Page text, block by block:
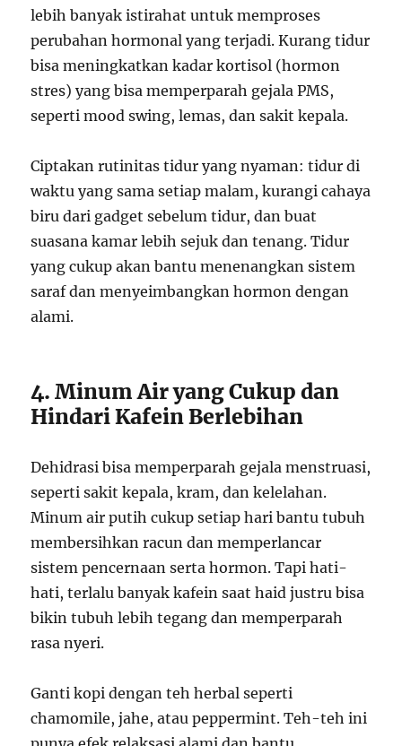
lebih banyak istirahat untuk memproses
perubahan hormonal yang terjadi. Kurang tidur
bisa meningkatkan kadar kortisol (hormon
stres) yang bisa memperparah gejala PMS,
seperti mood swing, lemas, dan sakit kepala.
Ciptakan rutinitas tidur yang nyaman: tidur di
waktu yang sama setiap malam, kurangi cahaya
biru dari gadget sebelum tidur, dan buat
suasana kamar lebih sejuk dan tenang. Tidur
yang cukup akan bantu menenangkan sistem
saraf dan menyeimbangkan hormon dengan
alami.
4. Minum Air yang Cukup dan
Hindari Kafein Berlebihan
Dehidrasi bisa memperparah gejala menstruasi,
seperti sakit kepala, kram, dan kelelahan.
Minum air putih cukup setiap hari bantu tubuh
membersihkan racun dan memperlancar
sistem pencernaan serta hormon. Tapi hati-
hati, terlalu banyak kafein saat haid justru bisa
bikin tubuh lebih tegang dan memperparah
rasa nyeri.
Ganti kopi dengan teh herbal seperti
chamomile, jahe, atau peppermint. Teh-teh ini